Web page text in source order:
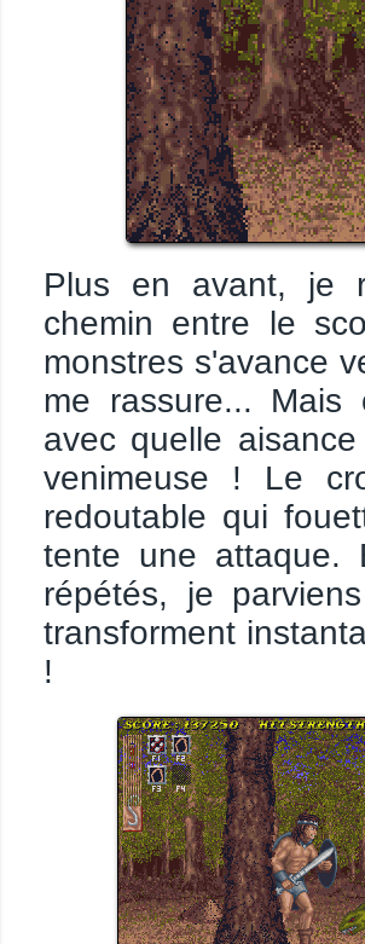
Plus en avant, je
chemin entre le
monstres s'avance
me rassure... Mais
avec quelle
venimeuse ! Le
redoutable qui
tente une attaque.
répétés, je
transforment
!